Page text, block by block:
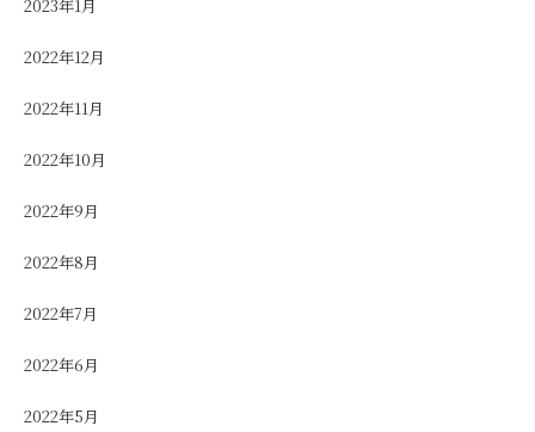
2023年1月
2022年12月
2022年11月
2022年10月
2022年9月
2022年8月
2022年7月
2022年6月
2022年5月